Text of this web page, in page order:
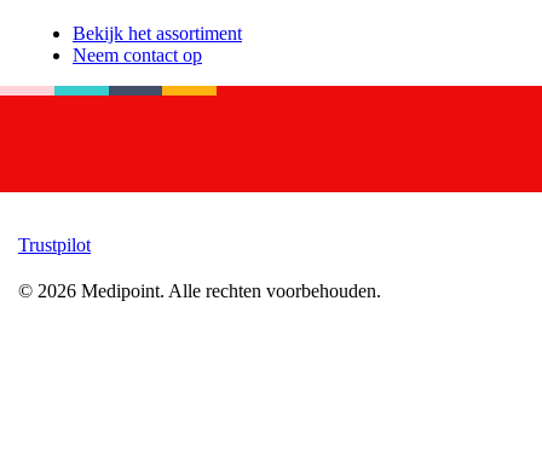
Bekijk het assortiment
Neem contact op
Trustpilot
© 2026 Medipoint. Alle rechten voorbehouden.